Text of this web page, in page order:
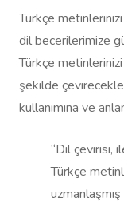
Türkçe
dil becerilerimize
Türkçe metinlerinizi
şekilde
kullanımına ve
“Dil çevirisi,
Türkçe